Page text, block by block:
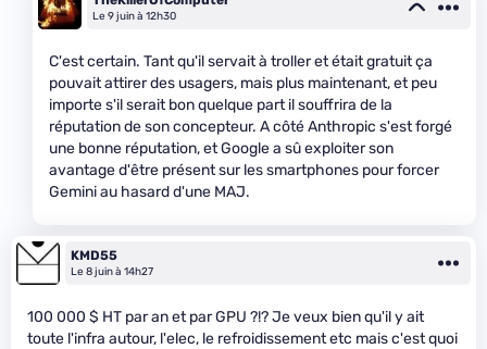
Le 9 juin à 12h30
C'est certain. Tant qu'il servait à troller et était gratuit ça
pouvait attirer des usagers, mais plus maintenant, et peu
importe s'il serait bon quelque part il souffrira de la
réputation de son concepteur. A côté Anthropic s'est forgé
une bonne réputation, et Google a sû exploiter son
avantage d'être présent sur les smartphones pour forcer
Gemini au hasard d'une MAJ.
KMD55
Le 8 juin à 14h27
100 000 $ HT par an et par GPU ?!? Je veux bien qu'il y ait
toute l'infra autour, l'elec, le refroidissement etc mais c'est quoi